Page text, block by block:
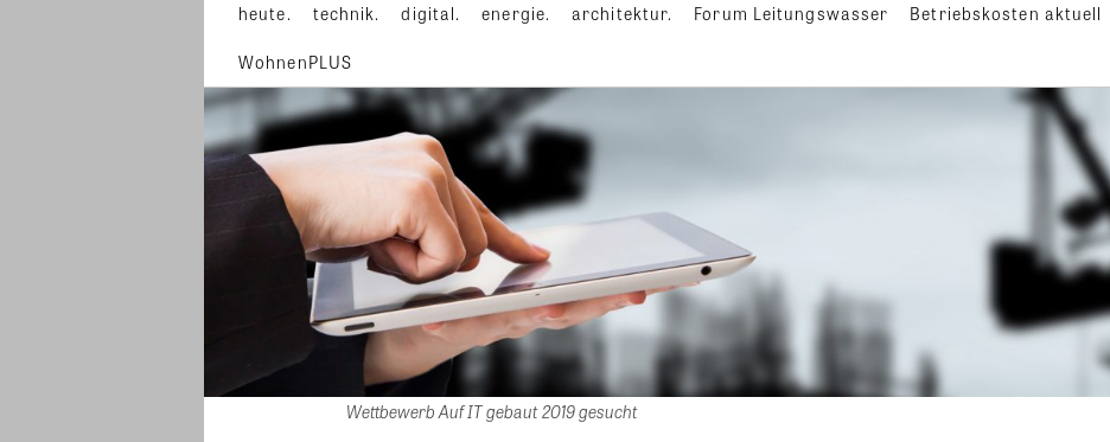
heute. technik. digital. energie. architektur. Forum Leitungswasser Betriebskosten aktuell
WohnenPLUS
Wettbewerb Auf IT gebaut 2019 gesucht